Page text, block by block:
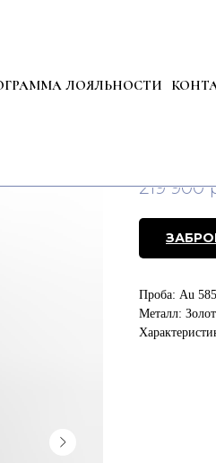
ЛОЯЛЬНОСТИ
219 900
Проба: Au 585
Металл: